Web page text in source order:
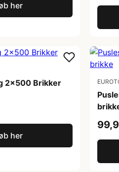
her
2x500 Brikker
her